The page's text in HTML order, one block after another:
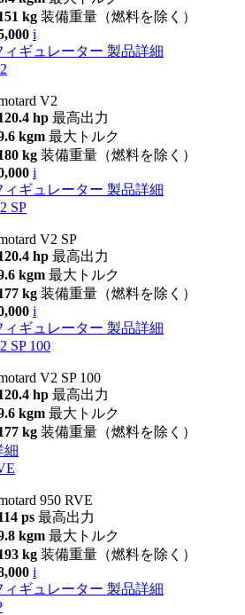
kg 装備重量（燃料を除く）
i
ィギュレーター 製品詳細
V2
hp 最高出力
kgm 最大トルク
kg 装備重量（燃料を除く）
i
ィギュレーター 製品詳細
SP
V2 SP
hp 最高出力
kgm 最大トルク
kg 装備重量（燃料を除く）
i
ィギュレーター 製品詳細
SP 100
V2 SP 100
hp 最高出力
kgm 最大トルク
kg 装備重量（燃料を除く）
細
950 RVE
ps 最高出力
kgm 最大トルク
kg 装備重量（燃料を除く）
i
ィギュレーター 製品詳細